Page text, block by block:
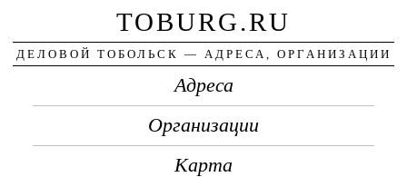
TOBURG.RU
ДЕЛОВОЙ ТОБОЛЬСК — АДРЕСА, ОРГАНИЗАЦИИ
Адреса
Организации
Карта